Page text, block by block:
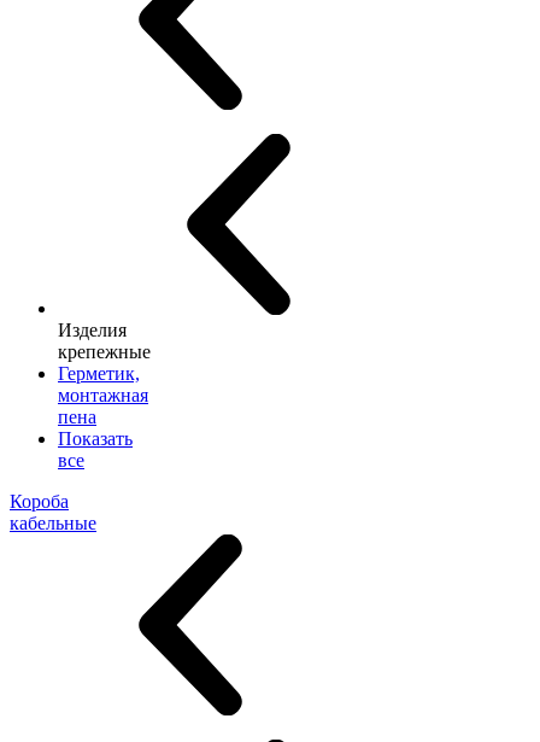
Изделия
крепежные
Герметик,
монтажная
пена
Показать
все
Короба
кабельные